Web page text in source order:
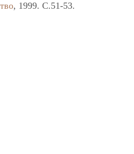
, 1999. C.51-53.